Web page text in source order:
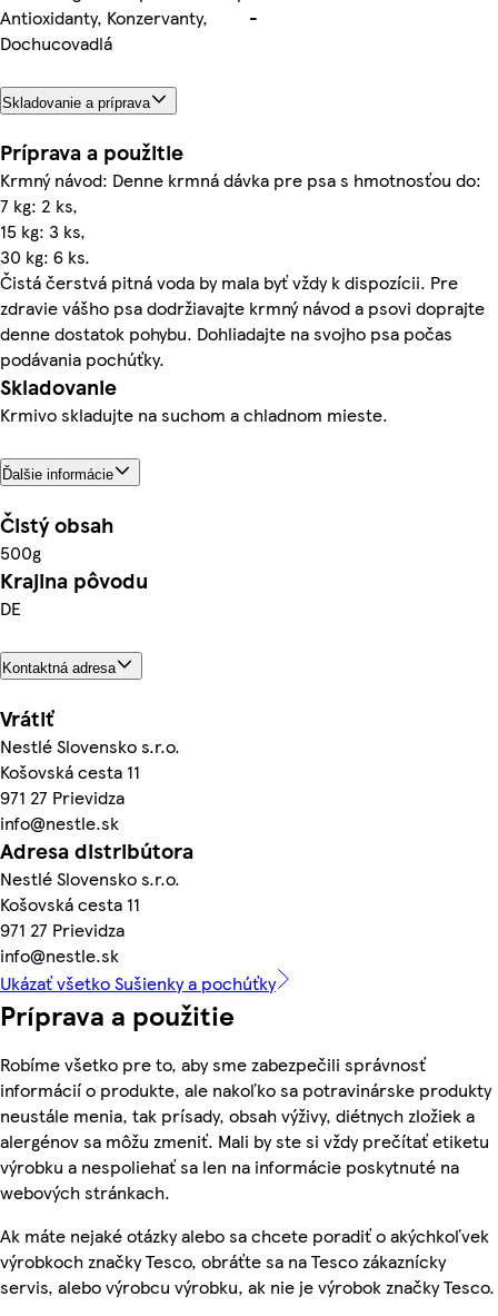
Antioxidanty, Konzervanty,
Dochucovadlá
-
Skladovanie a príprava
Príprava a použitie
Krmný návod: Denne krmná dávka pre psa s hmotnosťou do:
7 kg: 2 ks,
15 kg: 3 ks,
30 kg: 6 ks.
Čistá čerstvá pitná voda by mala byť vždy k dispozícii. Pre
zdravie vášho psa dodržiavajte krmný návod a psovi doprajte
denne dostatok pohybu. Dohliadajte na svojho psa počas
podávania pochúťky.
Skladovanie
Krmivo skladujte na suchom a chladnom mieste.
Ďalšie informácie
Čistý obsah
500g
Krajina pôvodu
DE
Kontaktná adresa
Vrátiť
Nestlé Slovensko s.r.o.
Košovská cesta 11
971 27 Prievidza
info@nestle.sk
Adresa distribútora
Nestlé Slovensko s.r.o.
Košovská cesta 11
971 27 Prievidza
info@nestle.sk
Ukázať všetko Sušienky a pochúťky
Príprava a použitie
Robíme všetko pre to, aby sme zabezpečili správnosť
informácií o produkte, ale nakoľko sa potravinárske produkty
neustále menia, tak prísady, obsah výživy, diétnych zložiek a
alergénov sa môžu zmeniť. Mali by ste si vždy prečítať etiketu
výrobku a nespoliehať sa len na informácie poskytnuté na
webových stránkach.
Ak máte nejaké otázky alebo sa chcete poradiť o akýchkoľvek
výrobkoch značky Tesco, obráťte sa na Tesco zákaznícky
servis, alebo výrobcu výrobku, ak nie je výrobok značky Tesco.